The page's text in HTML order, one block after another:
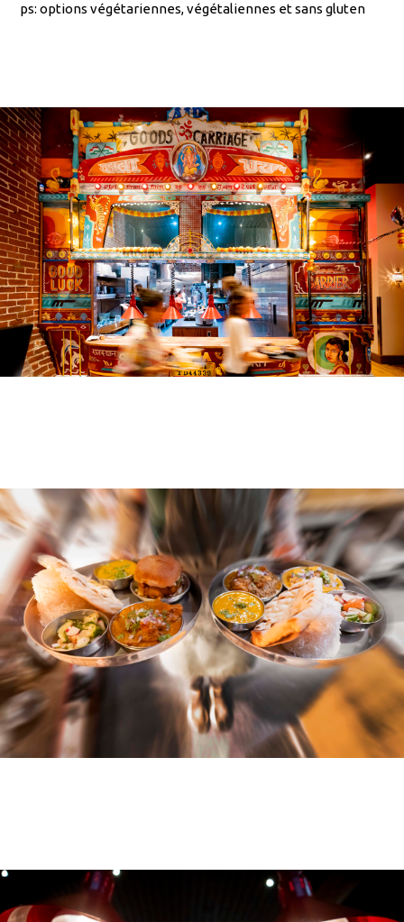
ps: options végétariennes, végétaliennes et sans gluten